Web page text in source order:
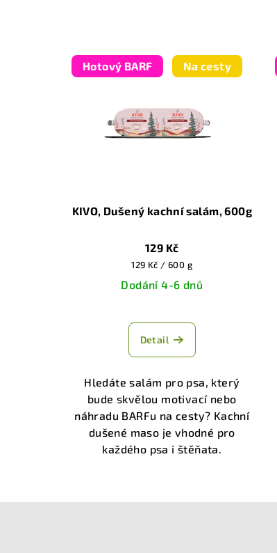
Hotový BARF Na cesty
KIVO, Dušený kachní salám, 600g
129 Kč
Měrná
cena:
129 Kč / 600 g
Dodání 4-6 dnů
hodnocení
produktu
je
z
hvězdiček.
Detail
Hledáte salám pro psa, který
bude skvělou motivací nebo
náhradu BARFu na cesty? Kachní
dušené maso je vhodné pro
každého psa i štěňata.